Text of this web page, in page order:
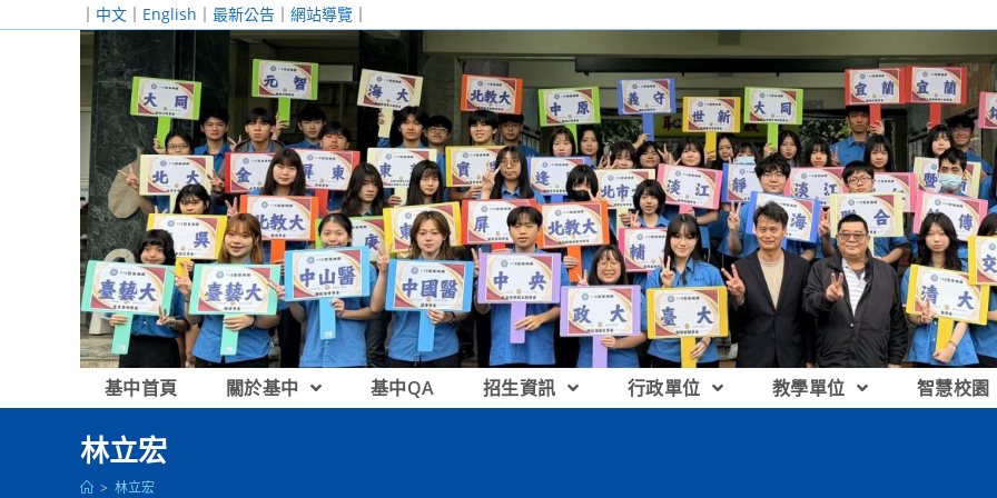
｜ 中文 ｜ English ｜ 最新公告 ｜ 網站導覽 ｜
基中首頁 關於基中 基中QA 招生資訊 行政單位 教學單位 智慧校園
林立宏
> 林立宏